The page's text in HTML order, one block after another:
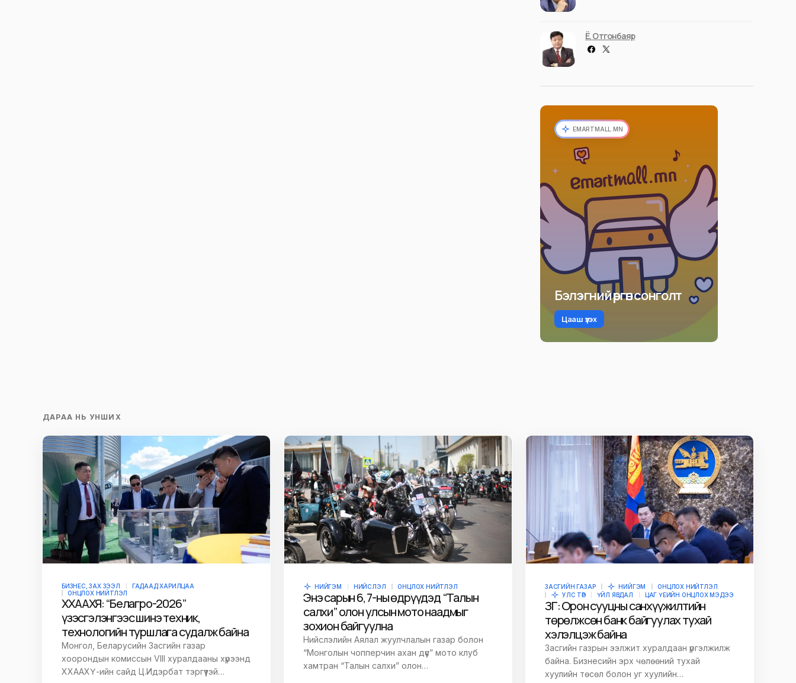
Ё. Отгонбаяр
EMARTMALL.MN
Бэлэгний өргөн сонголт
Цааш үзэх
ДАРАА НЬ УНШИХ
БИЗНЕС, ЗАХ ЗЭЭЛ
ГАДААД ХАРИЛЦАА
ОНЦЛОХ НИЙТЛЭЛ
ХХААХҮЯ: “Белагро-2026”
үзэсгэлэнгээс шинэ техник,
технологийн туршлага судалж байна
Монгол, Беларусийн Засгийн газар
хоорондын комиссын VIII хуралдааны хүрээнд
ХХААХҮ-ийн сайд Ц.Идэрбат тэргүүтэй…
НИЙГЭМ НИЙСЛЭЛ ОНЦЛОХ НИЙТЛЭЛ
Энэ сарын 6, 7-ны өдрүүдэд “Талын
салхи” олон улсын мото наадмыг
зохион байгуулна
Нийслэлийн Аялал жуулчлалын газар болон
“Монголын чопперчин ахан дүүс” мото клуб
хамтран “Талын салхи” олон…
ЗАСГИЙН ГАЗАР НИЙГЭМ
ОНЦЛОХ НИЙТЛЭЛ
УЛС ТӨР
ҮЙЛ ЯВДАЛ ЦАГ ҮЕИЙН ОНЦЛОХ МЭДЭЭ
ЗГ: Орон сууцны санхүүжилтийн
төрөлжсөн банк байгуулах тухай
хэлэлцэж байна
Засгийн газрын ээлжит хуралдаан үргэлжилж
байна. Бизнесийн эрх чөлөөний тухай
хуулийн төсөл болон уг хуулийн…